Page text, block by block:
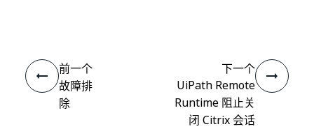
前一个
故障排
除
下一个
UiPath Remote
Runtime 阻止关
闭 Citrix 会话